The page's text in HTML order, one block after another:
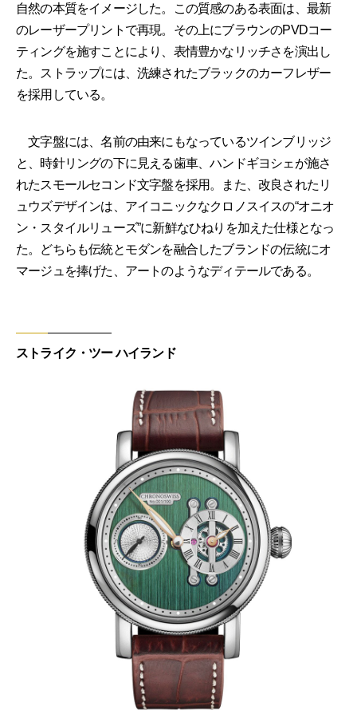
自然の本質をイメージした。この質感のある表面は、最新
のレーザープリントで再現。その上にブラウンのPVDコー
ティングを施すことにより、表情豊かなリッチさを演出し
た。ストラップには、洗練されたブラックのカーフレザー
を採用している。
文字盤には、名前の由来にもなっているツインブリッジ
と、時針リングの下に見える歯車、ハンドギヨシェが施さ
れたスモールセコンド文字盤を採用。また、改良されたリ
ュウズデザインは、アイコニックなクロノスイスの“オニオ
ン・スタイルリューズ”に新鮮なひねりを加えた仕様となっ
た。どちらも伝統とモダンを融合したブランドの伝統にオ
マージュを捧げた、アートのようなディテールである。
ストライク・ツー ハイランド